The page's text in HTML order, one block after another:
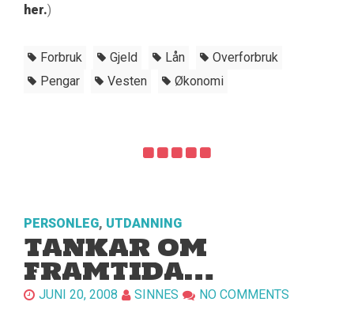
her.)
Forbruk Gjeld Lån
Overforbruk
Pengar
Vesten Økonomi
PERSONLEG, UTDANNING
TANKAR OM
FRAMTIDA…
JUNI 20, 2008 SINNES NO COMMENTS